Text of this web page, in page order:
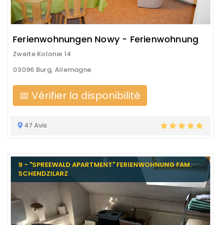
Ferienwohnungen Nowy - Ferienwohnung
Zweite Kolonie 14
03096 Burg, Allemagne
📅 Vérifier la disponibilité
47 Avis
9 - "SPREEWALD APARTMENT" FERIENWOHNUNG FAM.
SCHENDZILARZ